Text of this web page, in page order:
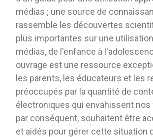
médias ; une source de
rassemble les découvertes
plus importantes sur une
médias, de l'enfance à
ouvrage est une ressource
les parents, les éducateurs et les
préoccupés par la quantité de
électroniques qui envahissent nos
par conséquent, souhaitent être
et aidés pour gérer cette situation